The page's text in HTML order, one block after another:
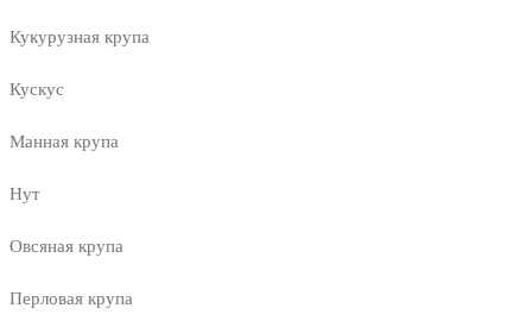
Кукурузная крупа
Кускус
Манная крупа
Нут
Овсяная крупа
Перловая крупа